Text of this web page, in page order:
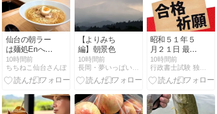
仙台の朝ラー
は麺処Enへ｜
朝6時から500
円・魚介出汁
の醤油ラーメ
10時間前
ちちねこ仙台さんぽ
【よりみち
編】朝景色
10時間前
長岡・夢いっぱい公園
昭和５１年５
月２１日 最高
裁判所大法廷
判決
10時間前
行政書士試験 独学チャレンジ！！